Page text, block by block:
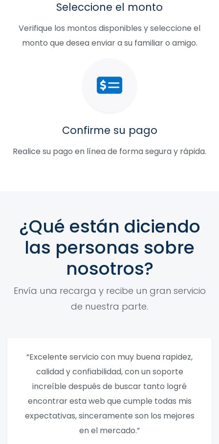
Seleccione el monto
Verifique los montos disponibles y seleccione el
monto que desea enviar a su familiar o amigo.
Confirme su pago
Realice su pago en línea de forma segura y rápida.
¿Qué están diciendo
las personas sobre
nosotros?
Envía una recarga y recibe un gran servicio
de nuestra parte.
“Excelente servicio con muy buena rapidez,
calidad y confiabilidad, con un soporte
increíble después de buscar tanto logré
encontrar esta web que cumple todas mis
expectativas, sinceramente son los mejores
en el mercado.”